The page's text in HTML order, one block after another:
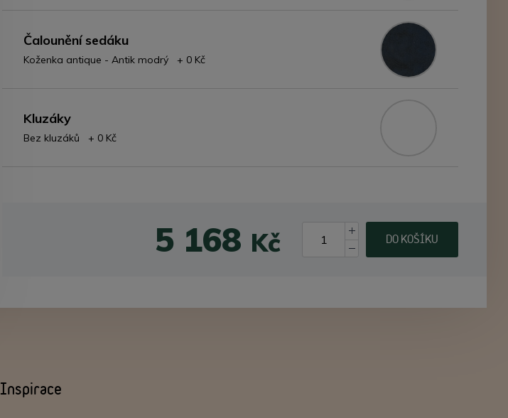
Čalounění sedáku
Koženka antique - Antik modrý + 0 Kč
Kluzáky
Bez kluzáků + 0 Kč
DO KOŠÍKU
5 168 Kč
Inspirace